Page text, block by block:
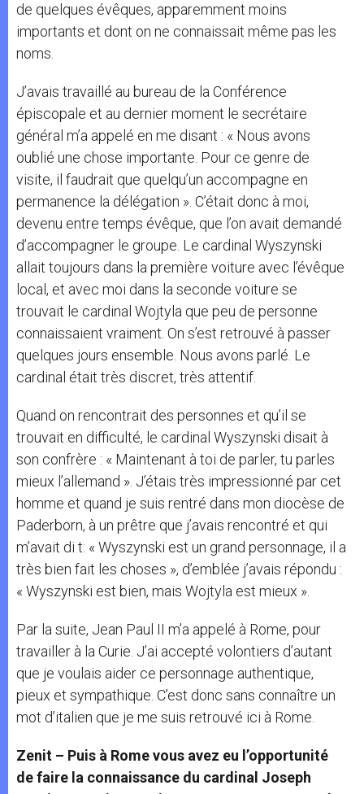
de quelques évêques, apparemment moins
importants et dont on ne connaissait même pas les
noms.
J’avais travaillé au bureau de la Conférence
épiscopale et au dernier moment le secrétaire
général m’a appelé en me disant : « Nous avons
oublié une chose importante. Pour ce genre de
visite, il faudrait que quelqu’un accompagne en
permanence la délégation ». C’était donc à moi,
devenu entre temps évêque, que l’on avait demandé
d’accompagner le groupe. Le cardinal Wyszynski
allait toujours dans la première voiture avec l’évêque
local, et avec moi dans la seconde voiture se
trouvait le cardinal Wojtyla que peu de personne
connaissaient vraiment. On s’est retrouvé à passer
quelques jours ensemble. Nous avons parlé. Le
cardinal était très discret, très attentif.
Quand on rencontrait des personnes et qu’il se
trouvait en difficulté, le cardinal Wyszynski disait à
son confrère : « Maintenant à toi de parler, tu parles
mieux l’allemand ». J’étais très impressionné par cet
homme et quand je suis rentré dans mon diocèse de
Paderborn, à un prêtre que j’avais rencontré et qui
m’avait di t: « Wyszynski est un grand personnage, il a
très bien fait les choses », d’emblée j’avais répondu :
« Wyszynski est bien, mais Wojtyla est mieux ».
Par la suite, Jean Paul II m’a appelé à Rome, pour
travailler à la Curie. J’ai accepté volontiers d’autant
que je voulais aider ce personnage authentique,
pieux et sympathique. C’est donc sans connaître un
mot d’italien que je me suis retrouvé ici à Rome.
Zenit – Puis à Rome vous avez eu l’opportunité
de faire la connaissance du cardinal Joseph